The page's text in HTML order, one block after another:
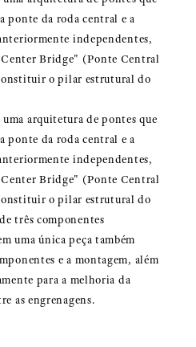
ponte da roda central e a
independentes,
Center Bridge" (Ponte Central
o pilar estrutural do
arquitetura de pontes que
ponte da roda central e a
independentes,
Center Bridge" (Ponte Central
o pilar estrutural do
três componentes
uma única peça também
e a montagem, além
para a melhoria da
as engrenagens.